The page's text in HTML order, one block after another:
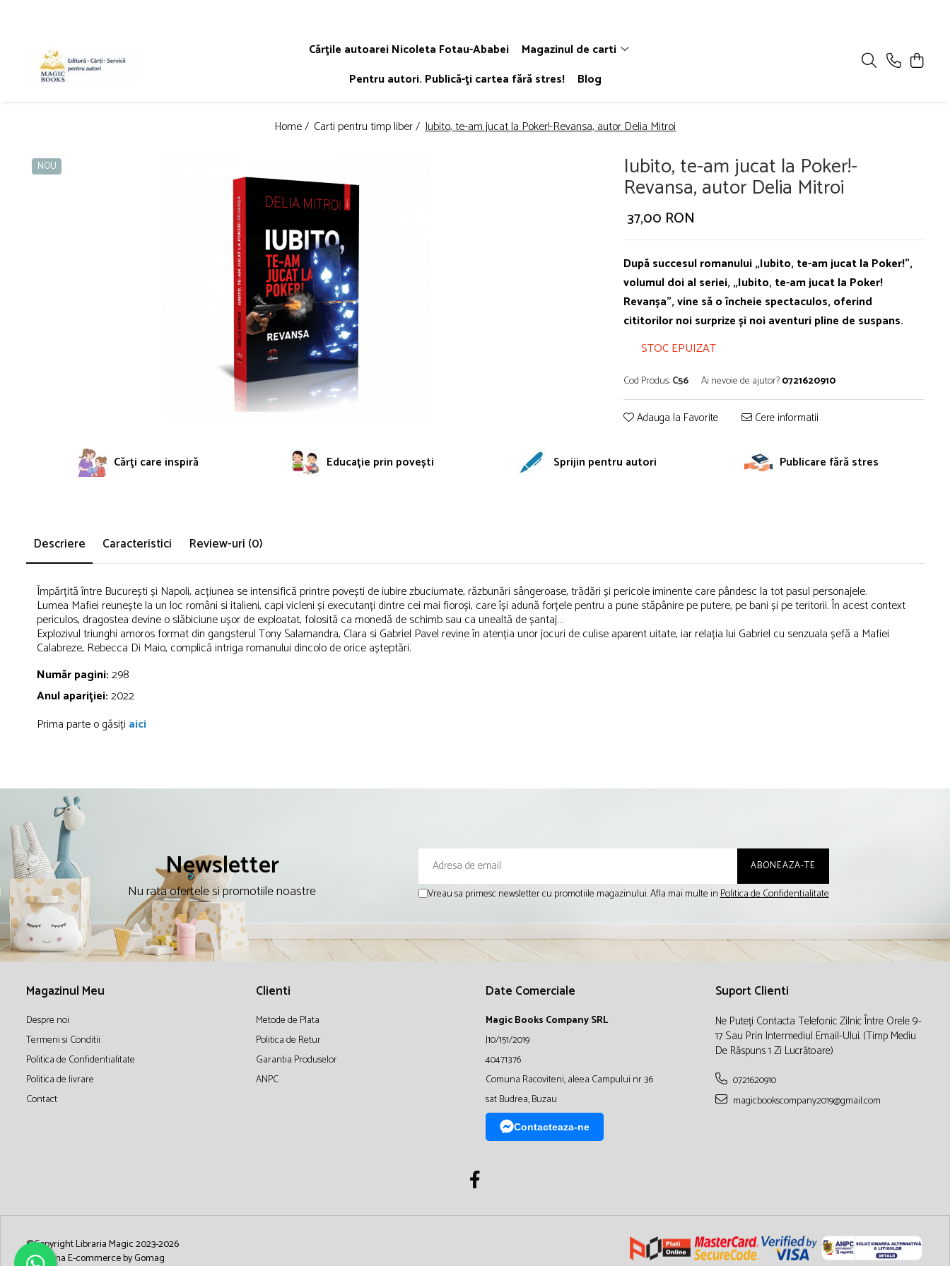
Magazinul de carti
Carti pentru copii 7-11 ani
Lichidare stoc
Cărţile autoarei Nicoleta Fotau-Ababei
Magazinul de carti
Pentru autori. Publică-ţi cartea fără stres!
Blog
Home / Carti pentru timp liber / Iubito, te-am jucat la Poker!-Revansa, autor Delia Mitroi
NOU Iubito, te-am jucat la Poker!-
Revansa, autor Delia Mitroi
37,00 RON
După succesul romanului „Iubito, te-am jucat la Poker!”,
volumul doi al seriei, „Iubito, te-am jucat la Poker!
Revanșa”, vine să o încheie spectaculos, oferind
cititorilor noi surprize și noi aventuri pline de suspans.
STOC EPUIZAT
Cod Produs:C56 Ai nevoie de ajutor?0721620910
Adauga la Favorite Cere informatii
Cărţi care inspiră Educație prin povești Sprijin pentru autori Publicare fără stres
Descriere Caracteristici Review-uri (0)
Împărțită între București și Napoli, acțiunea se intensifică printre povești de iubire zbuciumate, răzbunări sângeroase, trădări și pericole iminente care pândesc la tot pasul personajele.
Lumea Mafiei reunește la un loc români si italieni, capi vicleni și executanți dintre cei mai fioroși, care își adună forțele pentru a pune stăpânire pe putere, pe bani și pe teritorii. În acest context
periculos, dragostea devine o slăbiciune ușor de exploatat, folosită ca monedă de schimb sau ca unealtă de șantaj…
Explozivul triunghi amoros format din gangsterul Tony Salamandra, Clara si Gabriel Pavel revine în atenția unor jocuri de culise aparent uitate, iar relația lui Gabriel cu senzuala șefă a Mafiei
Calabreze, Rebecca Di Maio, complică intriga romanului dincolo de orice așteptări.
Număr pagini:298
Anul apariției:2022
Prima parte o găsiți aici
Newsletter
Nu rata ofertele si promotiile noastre Vreau sa primesc newsletter cu promotiile magazinului. Afla mai multe inPolitica de Confidentialitate
Magazinul Meu
Despre noi
Termeni si Conditii
Politica de Confidentialitate
Politica de livrare
Contact
Clienti
Metode de Plata
Politica de Retur
Garantia Produselor
ANPC
Date Comerciale
Magic Books Company SRL
J10/151/2019
40471376
Comuna Racoviteni, aleea Campului nr 36
sat Budrea, Buzau
Contacteaza-ne
Suport Clienti
Ne Puteți Contacta Telefonic Zilnic Între Orele 9-
17 Sau Prin Intermediul Email-Ului. (timp Mediu
De Răspuns 1 Zi Lucrătoare)
0721620910
magicbookscompany2019@gmail.com
©Copyright Libraria Magic 2023-2026
Platforma E-commerce by Gomag